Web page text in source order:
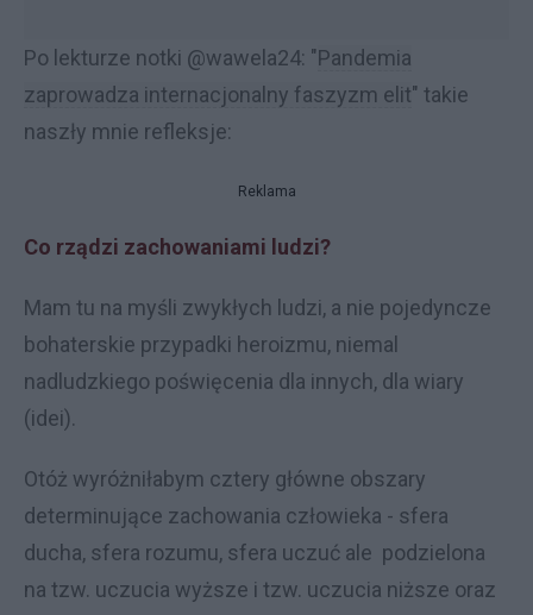
Po lekturze notki @wawela24: "Pandemia
zaprowadza internacjonalny faszyzm elit" takie
naszły mnie refleksje:
Reklama
Co rządzi zachowaniami ludzi?
Mam tu na myśli zwykłych ludzi, a nie pojedyncze
bohaterskie przypadki heroizmu, niemal
nadludzkiego poświęcenia dla innych, dla wiary
(idei).
Otóż wyróżniłabym cztery główne obszary
determinujące zachowania człowieka - sfera
ducha, sfera rozumu, sfera uczuć ale podzielona
na tzw. uczucia wyższe i tzw. uczucia niższe oraz